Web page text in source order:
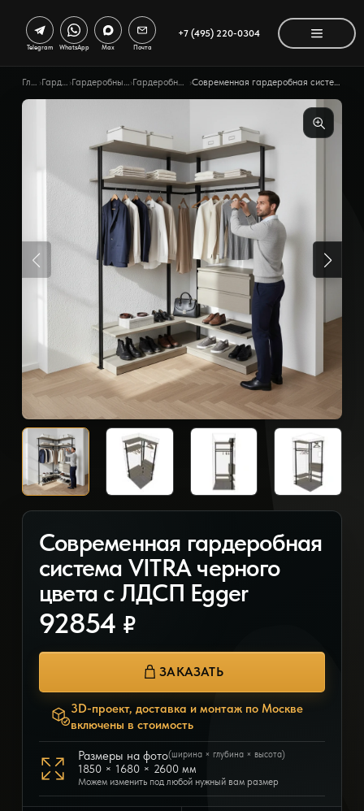
+7 (495) 220-0304
Telegram WhatsApp Max Почта
Главная › Гардеробные › Гардеробные по помещению› Гардеробная для взрослых › Современная гардеробная система VITRA черного цвета с ЛДСП Egger
Современная гардеробная
система VITRA черного
цвета с ЛДСП Egger
92854 ₽
ЗАКАЗАТЬ
3D-проект, доставка и монтаж по Москве
включены в стоимость
Размеры на фото(ширина × глубина × высота)
1850 × 1680 × 2600 мм
Можем изменить под любой нужный вам размер